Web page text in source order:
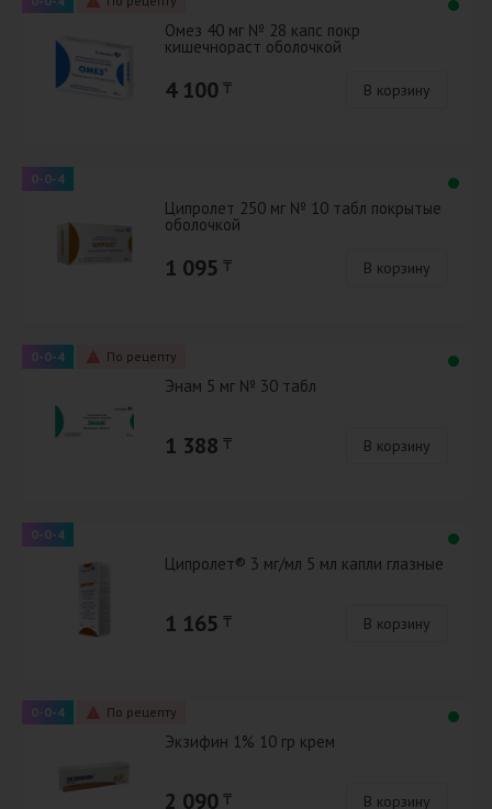
Омез 40 мг № 28 капс покр
кишечнораст оболочкой
4 100 ₸ В корзину
0-0-4
Ципролет 250 мг № 10 табл покрытые
оболочкой
1 095 ₸ В корзину
0-0-4 По рецепту
Энам 5 мг № 30 табл
1 388 ₸ В корзину
0-0-4
Ципролет® 3 мг/мл 5 мл капли глазные
1 165 ₸ В корзину
0-0-4 По рецепту
Экзифин 1% 10 гр крем
2 090 ₸ В корзину